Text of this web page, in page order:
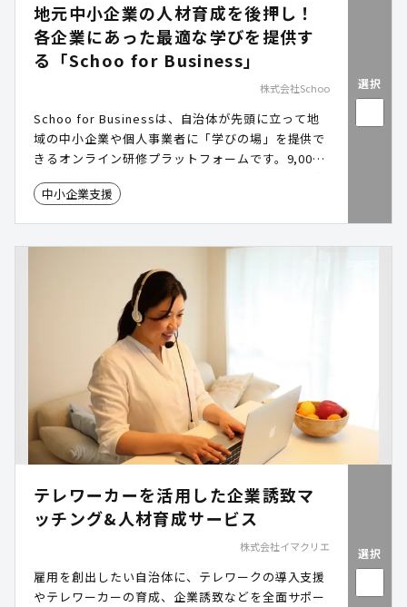
地元中小企業の人材育成を後押し！
各企業にあった最適な学びを提供す
る「Schoo for Business」
株式会社Schoo
Schoo for Businessは、自治体が先頭に立って地
域の中小企業や個人事業者に「学びの場」を提供で
きるオンライン研修プラットフォームです。9,000
本以上の授業を通じて、経営・デジタル・人材育成
など幅広いテーマを学習可能。各企業の実情や社員
中小企業支援
選択
テレワーカーを活用した企業誘致マ
ッチング&人材育成サービス
株式会社イマクリエ
雇用を創出したい自治体に、テレワークの導入支援
やテレワーカーの育成、企業誘致などを全面サポー
選択